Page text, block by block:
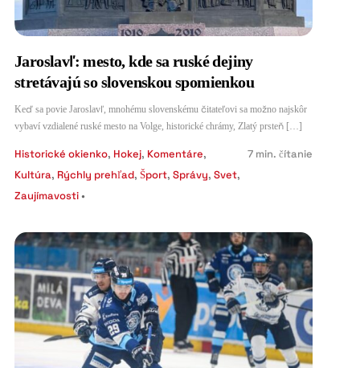
Jaroslavľ: mesto, kde sa ruské dejiny
stretávajú so slovenskou spomienkou
Keď sa povie Jaroslavľ, mnohému slovenskému čitateľovi sa možno najskôr
vybaví vzdialené ruské mesto na Volge, historické chrámy, Zlatý prsteň […]
Historické okienko, Hokej, Komentáre,
Kultúra, Rýchly prehľad, Šport, Správy, Svet,
Zaujímavosti•
7 min. čítanie